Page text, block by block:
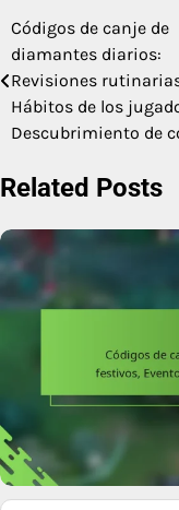
Post
navigation
Códigos de canje de
diamantes diarios:
Revisiones
Hábitos de los
Descubrimiento de
Related Posts